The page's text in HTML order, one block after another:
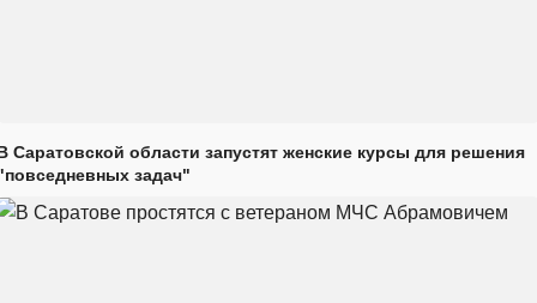
Саратовской области запустят женские курсы для решения
задач"